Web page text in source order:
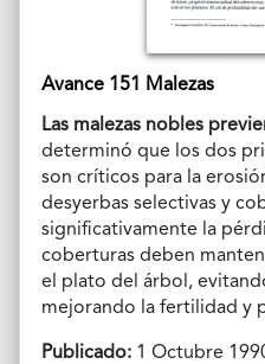
Avance 151 Malezas
Las malezas nobles
determinó que los dos
son críticos para la
desyerbas selectivas y
significativamente la
coberturas deben
el plato del árbol,
mejorando la fertilidad y
Publicado:1 Octubre